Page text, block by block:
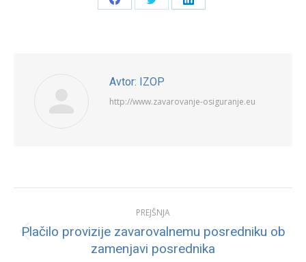
Share Share Share
Avtor: IZOP
http://www.zavarovanje-osiguranje.eu
navigation
PREJŠNJA
Previous
post:
Plačilo provizije zavarovalnemu posredniku ob
zamenjavi posrednika